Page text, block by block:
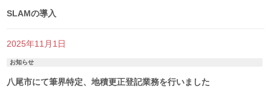
SLAMの導入
2025年11月1日
お知らせ
八尾市にて筆界特定、地積更正登記業務を行いました